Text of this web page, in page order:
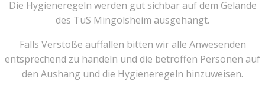
Die Hygieneregeln werden gut sichbar auf dem Gelände
des TuS Mingolsheim ausgehängt.
Falls Verstöße auffallen bitten wir alle Anwesenden
entsprechend zu handeln und die betroffen Personen auf
den Aushang und die Hygieneregeln hinzuweisen.